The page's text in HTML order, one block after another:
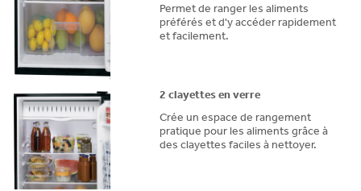
Permet de ranger les aliments
préférés et d'y accéder rapidement
et facilement.
2 clayettes en verre
Crée un espace de rangement
pratique pour les aliments grâce à
des clayettes faciles à nettoyer.